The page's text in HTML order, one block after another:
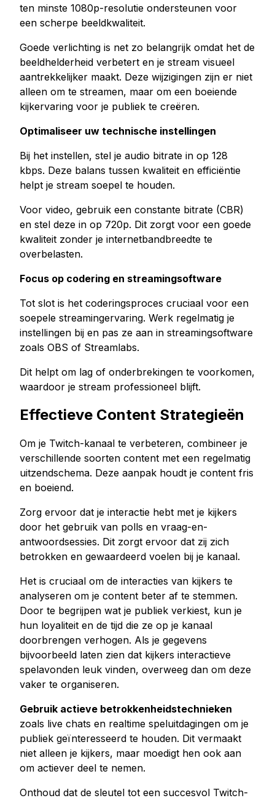
ten minste 1080p-resolutie ondersteunen voor
een scherpe beeldkwaliteit.
Goede verlichting is net zo belangrijk omdat het de
beeldhelderheid verbetert en je stream visueel
aantrekkelijker maakt. Deze wijzigingen zijn er niet
alleen om te streamen, maar om een boeiende
kijkervaring voor je publiek te creëren.
Optimaliseer uw technische instellingen
Bij het instellen, stel je audio bitrate in op 128
kbps. Deze balans tussen kwaliteit en efficiëntie
helpt je stream soepel te houden.
Voor video, gebruik een constante bitrate (CBR)
en stel deze in op 720p. Dit zorgt voor een goede
kwaliteit zonder je internetbandbreedte te
overbelasten.
Focus op codering en streamingsoftware
Tot slot is het coderingsproces cruciaal voor een
soepele streamingervaring. Werk regelmatig je
instellingen bij en pas ze aan in streamingsoftware
zoals OBS of Streamlabs.
Dit helpt om lag of onderbrekingen te voorkomen,
waardoor je stream professioneel blijft.
Effectieve Content Strategieën
Om je Twitch-kanaal te verbeteren, combineer je
verschillende soorten content met een regelmatig
uitzendschema. Deze aanpak houdt je content fris
en boeiend.
Zorg ervoor dat je interactie hebt met je kijkers
door het gebruik van polls en vraag-en-
antwoordsessies. Dit zorgt ervoor dat zij zich
betrokken en gewaardeerd voelen bij je kanaal.
Het is cruciaal om de interacties van kijkers te
analyseren om je content beter af te stemmen.
Door te begrijpen wat je publiek verkiest, kun je
hun loyaliteit en de tijd die ze op je kanaal
doorbrengen verhogen. Als je gegevens
bijvoorbeeld laten zien dat kijkers interactieve
spelavonden leuk vinden, overweeg dan om deze
vaker te organiseren.
Gebruik actieve betrokkenheidstechnieken
zoals live chats en realtime speluitdagingen om je
publiek geïnteresseerd te houden. Dit vermaakt
niet alleen je kijkers, maar moedigt hen ook aan
om actiever deel te nemen.
Onthoud dat de sleutel tot een succesvol Twitch-